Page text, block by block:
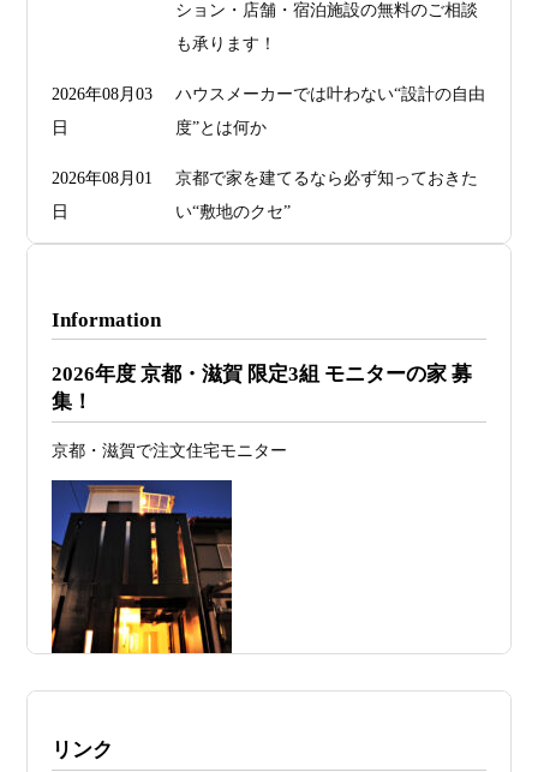
ション・店舗・宿泊施設の無料のご相談
も承ります！
2026年08月03
日
ハウスメーカーでは叶わない“設計の自由
度”とは何か
2026年08月01
日
京都で家を建てるなら必ず知っておきた
い“敷地のクセ”
日
ァーススト一級建築士事務所が考える“設
2026年07月24
旗竿地・狭小地は「土地代が安い＝お
得」ではない ―道路が狭い京都・滋賀で
こそ知っておくべき“建築費が上がる理
由”―
2026年07月23
日
予算が限られていても“美しい家”はつく
れる 削るべき場所・残すべき場所をどう
日
RC風デザインを実現するための設計戦略
Information
2026年度 京都・滋賀 限定3組 モニターの家 募
集！
京都・滋賀で注文住宅モニター
施工例・京都市北区・ハイクラスの家1UP
リンク